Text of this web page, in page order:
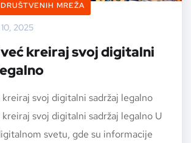
MREŽA
2025
kreiraj svoj digitalni
svoj digitalni sadržaj legalno
svoj digitalni sadržaj legalno U
svetu, gde su informacije